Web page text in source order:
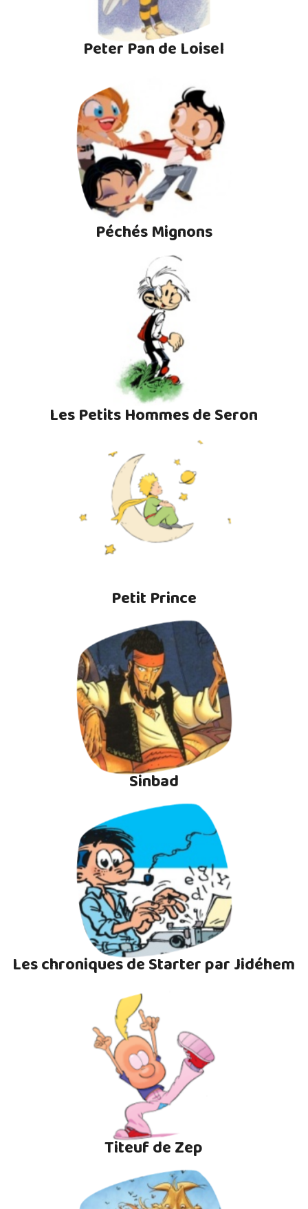
Peter Pan de Loisel
Péchés Mignons
Les Petits Hommes de Seron
Petit Prince
Sinbad
Les chroniques de Starter par Jidéhem
Titeuf de Zep